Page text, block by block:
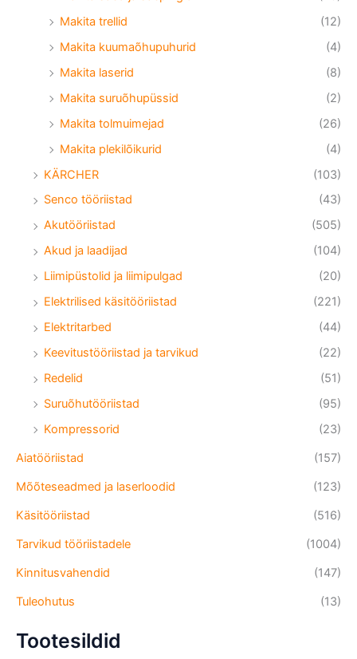
Makita trellid
(12)
Makita kuumaõhupuhurid
(4)
Makita laserid
(8)
Makita suruõhupüssid
(2)
Makita tolmuimejad
(26)
Makita plekilõikurid
(4)
KÄRCHER
(103)
Senco tööriistad
(43)
Akutööriistad
(505)
Akud ja laadijad
(104)
Liimipüstolid ja liimipulgad
(20)
Elektrilised käsitööriistad
(221)
Elektritarbed
(44)
Keevitustööriistad ja tarvikud
(22)
Redelid
(51)
Suruõhutööriistad
(95)
Kompressorid
(23)
Aiatööriistad
(157)
Mõõteseadmed ja laserloodid
(123)
Käsitööriistad
(516)
Tarvikud tööriistadele
(1004)
Kinnitusvahendid
(147)
Tuleohutus
(13)
Tootesildid